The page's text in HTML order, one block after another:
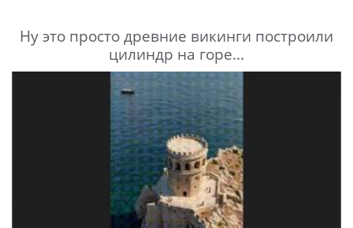
Ну это просто древние викинги построили
цилиндр на горе...